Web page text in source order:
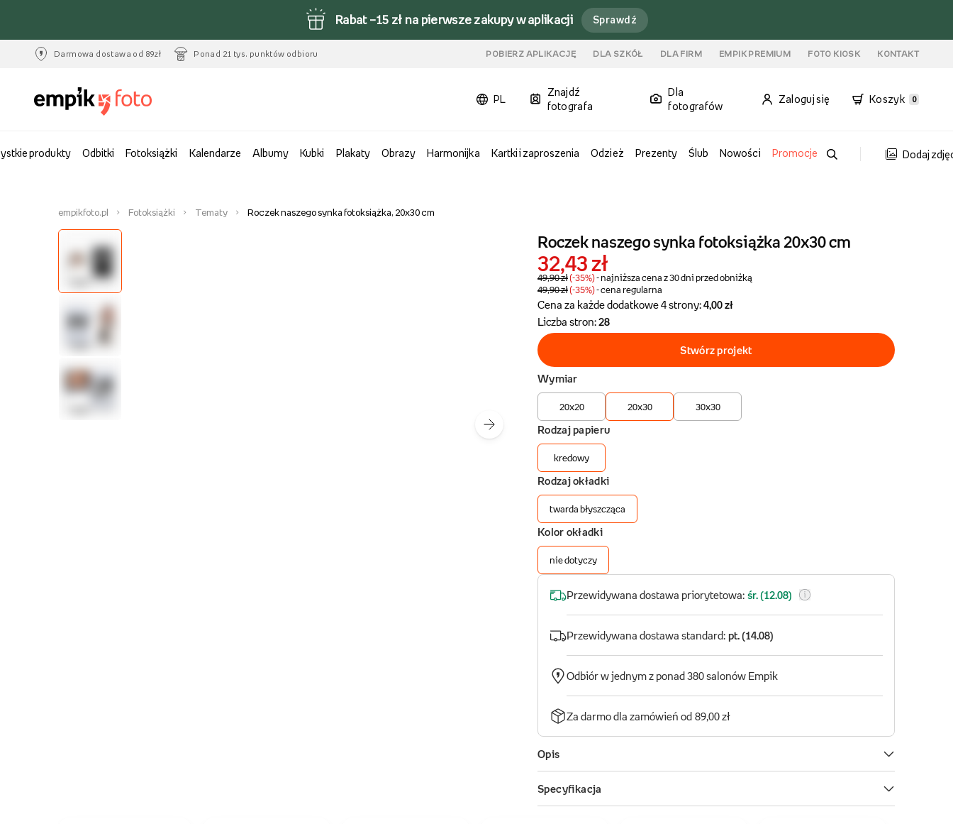
Rabat –15 zł na pierwsze zakupy w aplikacji Sprawdź
Darmowa dostawa od 89zł Ponad 21 tys. punktów odbioru POBIERZ APLIKACJĘ DLA SZKÓŁ DLA FIRM EMPIK PREMIUM FOTO KIOSK KONTAKT
PL
Znajdź
fotografa
Dla
fotografów
Zaloguj się Koszyk 0
produkty Odbitki Fotoksiążki Kalendarze Albumy Kubki Plakaty Obrazy Harmonijka Kartki i zaproszenia Odzież Prezenty Ślub Nowości Promocje Dodaj
empikfoto.pl Fotoksiążki Tematy Roczek naszego synka fotoksiążka, 20x30 cm